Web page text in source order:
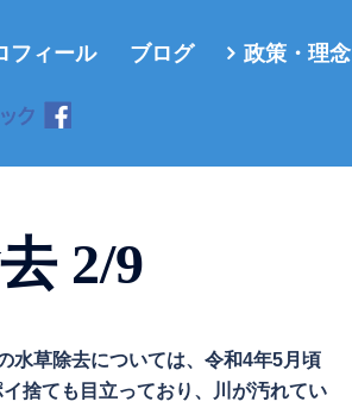
フィール ブログ 政策・理念
2/9
水草除去については、令和4年5月頃
捨ても目立っており、川が汚れてい